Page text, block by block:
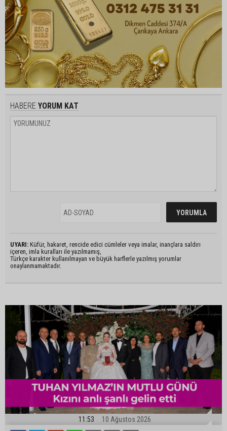
HABERE YORUM KAT
UYARI: Küfür, hakaret, rencide edici cümleler veya imalar, inançlara saldırı
içeren, imla kuralları ile yazılmamış,
Türkçe karakter kullanılmayan ve büyük harflerle yazılmış yorumlar
onaylanmamaktadır.
11:53 10 Ağustos 2026